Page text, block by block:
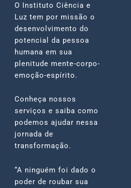
O Instituto Ciência e
Luz tem por missão o
desenvolvimento do
potencial da pessoa
humana em sua
plenitude mente-corpo-
emoção-espírito.
Conheça nossos
serviços e saiba como
podemos ajudar nessa
jornada de
transformação.
“A ninguém foi dado o
poder de roubar sua